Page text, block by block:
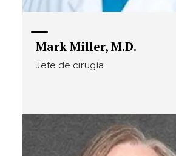
Mark Miller, M.D.
Jefe de cirugía